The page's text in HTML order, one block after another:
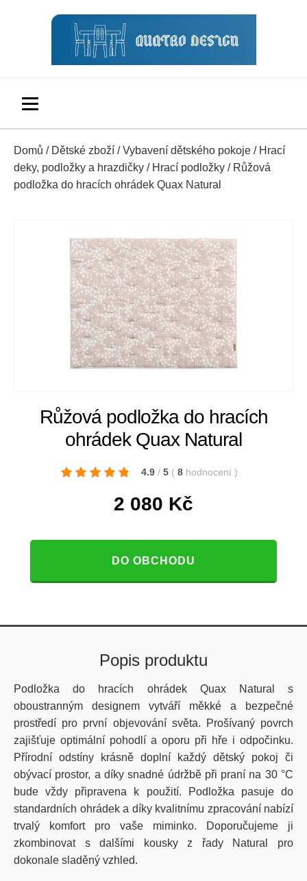
Domů / Dětské zboží /Vybavení dětského pokoje / Hrací
deky, podložky a hrazdičky / Hrací podložky / Růžová
podložka do hracích ohrádek Quax Natural
Růžová podložka do hracích
ohrádek Quax Natural
4.9 / 5 ( 8 hodnocení )
2 080 Kč
DO OBCHODU
Popis produktu
Podložka do hracích ohrádek Quax Natural s
oboustranným designem vytváří měkké a bezpečné
prostředí pro první objevování světa. Prošívaný povrch
zajišťuje optimální pohodlí a oporu při hře i odpočinku.
Přírodní odstíny krásně doplní každý dětský pokoj či
obývací prostor, a díky snadné údržbě při praní na 30 °C
bude vždy připravena k použití. Podložka pasuje do
standardních ohrádek a díky kvalitnímu zpracování nabízí
trvalý komfort pro vaše miminko. Doporučujeme ji
zkombinovat s dalšími kousky z řady Natural pro
dokonale sladěný vzhled.